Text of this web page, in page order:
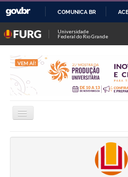
O
COMUNICA BR
Universidade
Federal do Rio Grande
Alternar
INSCRIÇÕES
CONSULTAR TRABALHOS / SALAS